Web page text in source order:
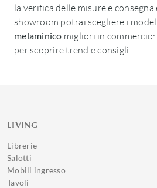
la verifica delle misure e
showroom potrai scegliere i
melaminico migliori in
per scoprire trend e consigli.
LIVING
Librerie
Salotti
Mobili ingresso
Tavoli